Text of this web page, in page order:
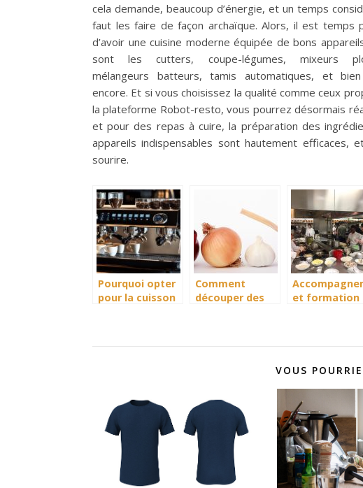
cela demande, beaucoup d’énergie, et un temps
faut les faire de façon archaïque. Alors, il est temps
d’avoir une cuisine moderne équipée de bons
sont les cutters, coupe-légumes, mixeurs
mélangeurs batteurs, tamis automatiques, et bien
encore. Et si vous choisissez la qualité comme ceux
la plateforme Robot-resto, vous pourrez désormais
et pour des repas à cuire, la préparation des
appareils indispensables sont hautement efficaces,
sourire.
Pourquoi opter
pour la cuisson
Comment
découper des
et formation
VOUS